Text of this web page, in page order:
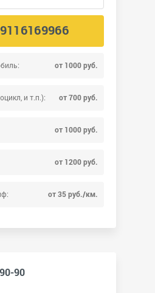
от 1000 руб.
и т.п.): от 700 руб.
от 1000 руб.
от 1200 руб.
от 35 руб./км.
90